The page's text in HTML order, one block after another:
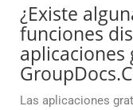
¿Existe
funciones
aplicaciones
Las aplicaciones